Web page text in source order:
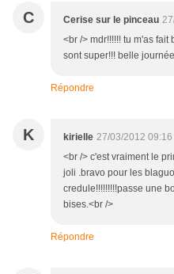
C Cerise sur le pinceau
<br /> mdr!!!!!! tu m'as
sont super!!! belle
Répondre
K kirielle 27/03/2012 09:16
<br /> c'est vraiment le
joli .bravo pour les
credule!!!!!!!!!passe une
bises.<br />
Répondre